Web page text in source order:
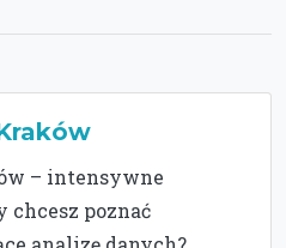
– intensywne
chcesz poznać